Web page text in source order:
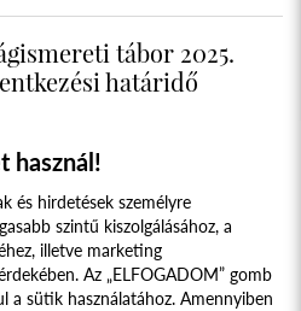
tábor 2025.
határidő
használ!
és hirdetések személyre
szintű kiszolgálásához, a
illetve marketing
Az „ELFOGADOM” gomb
a sütik használatához. Amennyiben